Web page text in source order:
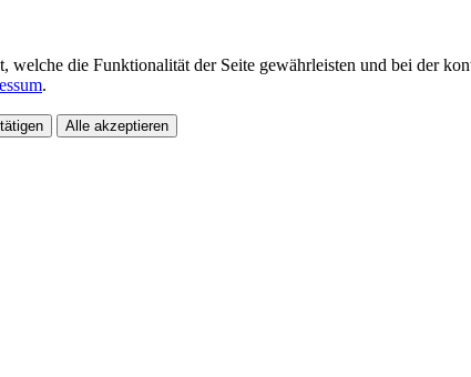
welche die Funktionalität der Seite gewährleisten und bei der
.
Alle akzeptieren